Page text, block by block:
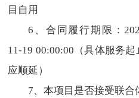
目自用
6、合同履行期限：
11-19 00:00:00（具体服务
应顺延）
7、本项目是否接受联合